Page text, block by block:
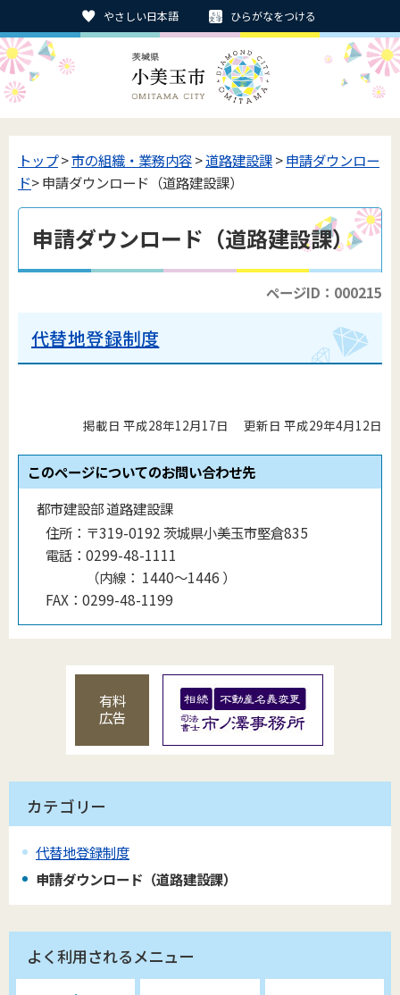
やさしい日本語 ひらがなをつける
トップ>市の組織・業務内容>道路建設課>申請ダウンロー
ド> 申請ダウンロード（道路建設課）
申請ダウンロード（道路建設課）
ページID：000215
代替地登録制度
掲載日 平成28年12月17日 更新日 平成29年4月12日
このページについてのお問い合わせ先
都市建設部 道路建設課
住所： 〒319-0192 茨城県小美玉市堅倉835
電話： 0299-48-1111
（内線 ： 1440〜1446 ）
FAX： 0299-48-1199
有料
広告
カテゴリー
代替地登録制度
申請ダウンロード（道路建設課）
よく利用されるメニュー